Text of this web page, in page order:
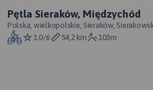
Pętla Sieraków, Międzychód
Polska, wielkopolskie, Sieraków,
1.0/6
54,2 km 103m